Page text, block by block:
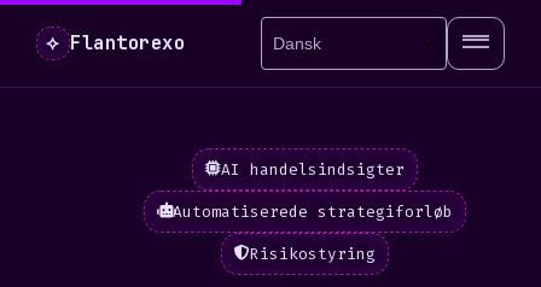
⟡ Flantorexo
AI handelsindsigter
Automatiserede strategiforløb
Risikostyring